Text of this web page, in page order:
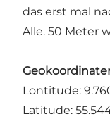
das erst mal
Alle. 50 Meter
Lontitude:
Latitude: